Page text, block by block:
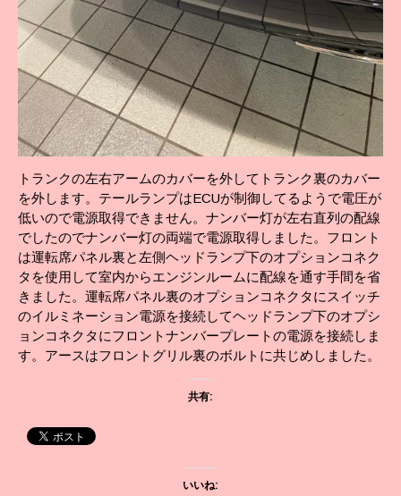
トランクの左右アームのカバーを外してトランク裏のカバー
を外します。テールランプはECUが制御してるようで電圧が
低いので電源取得できません。ナンバー灯が左右直列の配線
でしたのでナンバー灯の両端で電源取得しました。フロント
は運転席パネル裏と左側ヘッドランプ下のオプションコネク
タを使用して室内からエンジンルームに配線を通す手間を省
きました。運転席パネル裏のオプションコネクタにスイッチ
のイルミネーション電源を接続してヘッドランプ下のオプシ
ョンコネクタにフロントナンバープレートの電源を接続しま
す。アースはフロントグリル裏のボルトに共じめしました。
共有:
いいね: